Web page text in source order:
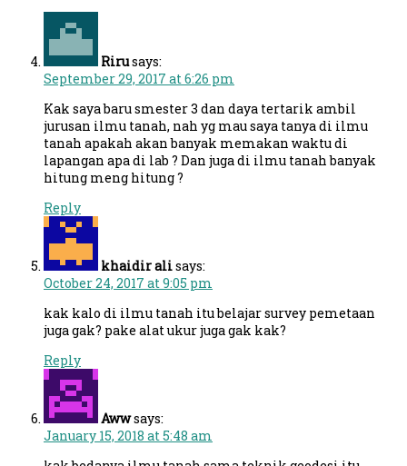
Rirusays:
September 29, 2017 at 6:26 pm
Kak saya baru smester 3 dan daya tertarik ambil
jurusan ilmu tanah, nah yg mau saya tanya di ilmu
tanah apakah akan banyak memakan waktu di
lapangan apa di lab ? Dan juga di ilmu tanah banyak
hitung meng hitung ?
Reply
khaidir alisays:
October 24, 2017 at 9:05 pm
kak kalo di ilmu tanah itu belajar survey pemetaan
juga gak? pake alat ukur juga gak kak?
Reply
Awwsays:
January 15, 2018 at 5:48 am